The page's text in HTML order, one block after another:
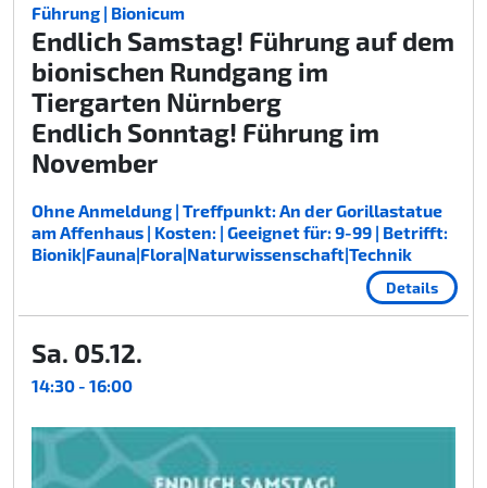
Führung | Bionicum
Endlich Samstag! Führung auf dem
bionischen Rundgang im
Tiergarten Nürnberg
Endlich Sonntag! Führung im
November
Ohne Anmeldung | Treffpunkt: An der Gorillastatue
am Affenhaus | Kosten: | Geeignet für: 9-99 | Betrifft:
Bionik|Fauna|Flora|Naturwissenschaft|Technik
Details
Sa. 05.12.
14:30 - 16:00